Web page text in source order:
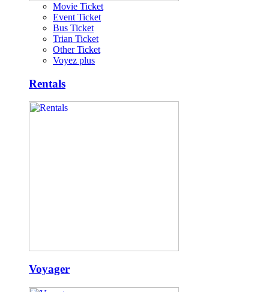
Movie Ticket
Event Ticket
Bus Ticket
Trian Ticket
Other Ticket
Voyez plus
Rentals
Voyager